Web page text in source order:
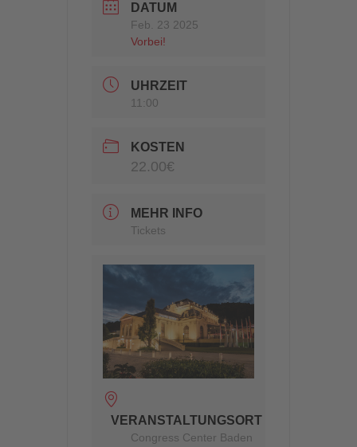
DATUM
Feb. 23 2025
Vorbei!
UHRZEIT
11:00
KOSTEN
22.00€
MEHR INFO
Tickets
VERANSTALTUNGSORT
Congress Center Baden